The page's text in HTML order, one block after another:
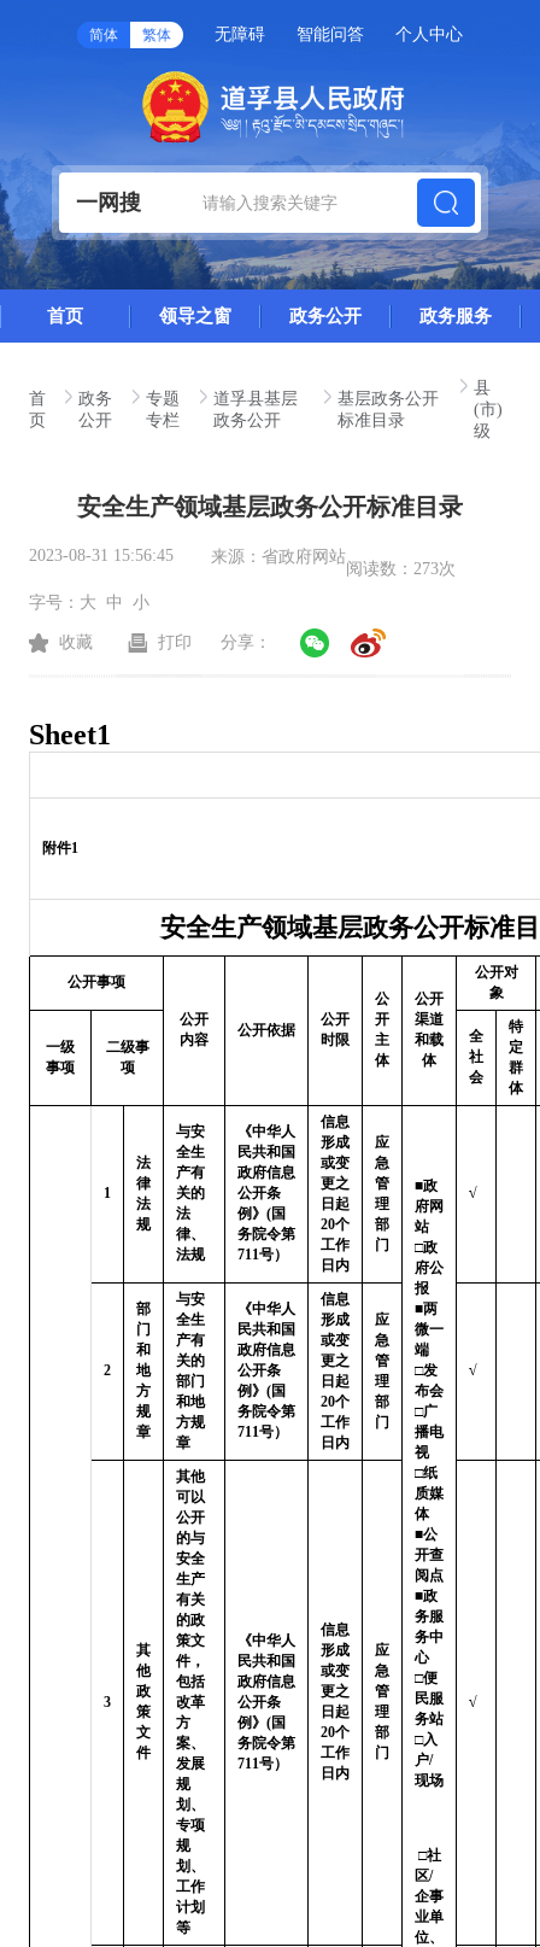
简体 繁体 无障碍 智能问答 个人中心
一网搜
首页 领导之窗 政务公开 政务服务
首
页
政务
公开
专题
专栏
道孚县基层
政务公开
基层政务公开
标准目录
县
(市)
级
安全生产领域基层政务公开标准目录
2023-08-31 15:56:45 来源： 省政府网站
阅读数： 273次
字号： 大 中 小
收藏 打印 分享：
Sheet1
附件1
安全生产领域基层政务公开标准
公开事项
公开
内容
公开依据
公开
时限
公
开
主
体
公开
渠道
和载
体
公开对
象
一级
事项
二级事
项
全
社
会
特
定
群
体
1
法
律
法
规
与安
全生
产有
关的
法
律、
法规
《中华人
民共和国
政府信息
公开条
例》(国
务院令第
711号）
信息
形成
或变
更之
日起
20个
工作
日内
应
急
管
理
部
门
■政
府网
站
□政
府公
报
■两
微一
端
□发
布会
□广
播电
视
□纸
质媒
体
■公
开查
阅点
■政
务服
务中
心
□便
民服
务站
□入
户/
现场
□社
区/
企事
业单
位、
√
2
部
门
和
地
方
规
章
与安
全生
产有
关的
部门
和地
方规
章
《中华人
民共和国
政府信息
公开条
例》(国
务院令第
711号）
信息
形成
或变
更之
日起
20个
工作
日内
应
急
管
理
部
门
√
3
其
他
政
策
文
件
其他
可以
公开
的与
安全
生产
有关
的政
策文
件，
包括
改革
方
案、
发展
规
划、
专项
规
划、
工作
计划
等
《中华人
民共和国
政府信息
公开条
例》(国
务院令第
711号）
信息
形成
或变
更之
日起
20个
工作
日内
应
急
管
理
部
门
√